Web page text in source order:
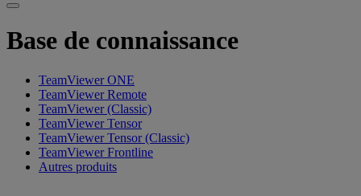
Base de connaissance
TeamViewer ONE
TeamViewer Remote
TeamViewer (Classic)
TeamViewer Tensor
TeamViewer Tensor (Classic)
TeamViewer Frontline
Autres produits